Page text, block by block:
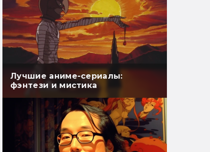
Лучшие аниме-сериалы:
фэнтези и мистика